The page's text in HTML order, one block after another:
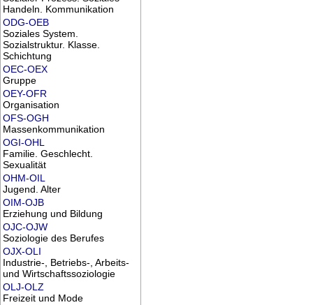
Handeln. Kommunikation
ODG-OEB
Soziales System.
Sozialstruktur. Klasse.
Schichtung
OEC-OEX
Gruppe
OEY-OFR
Organisation
OFS-OGH
Massenkommunikation
OGI-OHL
Familie. Geschlecht.
Sexualität
OHM-OIL
Jugend. Alter
OIM-OJB
Erziehung und Bildung
OJC-OJW
Soziologie des Berufes
OJX-OLI
Industrie-, Betriebs-, Arbeits-
und Wirtschaftssoziologie
OLJ-OLZ
Freizeit und Mode